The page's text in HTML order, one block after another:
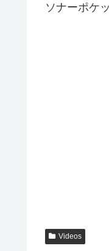
ソナーポケ
Videos